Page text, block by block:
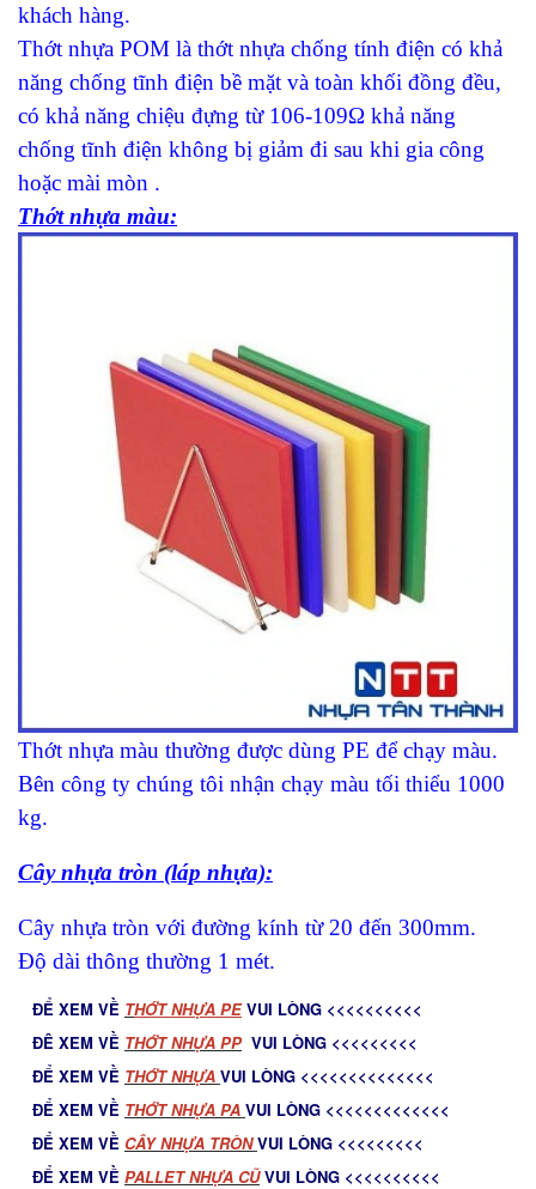
khách hàng.
Thớt nhựa POM là thớt nhựa chống tính điện có khả
năng chống tĩnh điện bề mặt và toàn khối đồng đều,
có khả năng chiệu đựng từ 106-109Ω khả năng
chống tĩnh điện không bị giảm đi sau khi gia công
hoặc mài mòn .
Thớt nhựa màu:
Thớt nhựa màu thường được dùng PE để chạy màu.
Bên công ty chúng tôi nhận chạy màu tối thiểu 1000
kg.
Cây nhựa tròn (láp nhựa):
Cây nhựa tròn với đường kính từ 20 đến 300mm.
Độ dài thông thường 1 mét.
ĐỂ XEM VỀ THỚT NHỰA PEVUI LÒNG <<<<<<<<<<
ĐÊ XEM VỀ THỚT NHỰA PPVUI LÒNG <<<<<<<<<
ĐỂ XEM VỀ THỚT NHỰA VUI LÒNG <<<<<<<<<<<<<<
ĐỂ XEM VỀ THỚT NHỰA PA VUI LÒNG <<<<<<<<<<<<<
ĐỂ XEM VỀ CÂY NHỰA TRÒN VUI LÒNG <<<<<<<<<
ĐỂ XEM VỀ PALLET NHỰA CŨ VUI LÒNG <<<<<<<<<<